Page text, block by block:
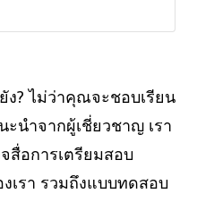
ง? ไม่ว่าคุณจะชอบเรียน
นำจากผู้เชี่ยวชาญ เรา
สื่อการเตรียมสอบ
เรา รวมถึงแบบทดสอบ